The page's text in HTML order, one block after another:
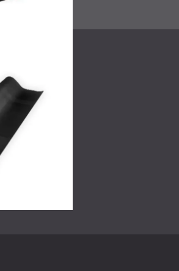
BLOCK SYSTEM™ -materiaalilla
paksu ja tehokas
tärkeisiin kohtiin lisättiin
monikerroksinen järjestelmä vähensi
Kaikki materiaalit asennettiin
Ratkaisua sovellettiin